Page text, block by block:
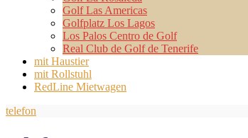
Golf Las Americas
Golfplatz Los Lagos
Los Palos Centro de Golf
Real Club de Golf de Tenerife
mit Haustier
mit Rollstuhl
RedLine Mietwagen
telefon